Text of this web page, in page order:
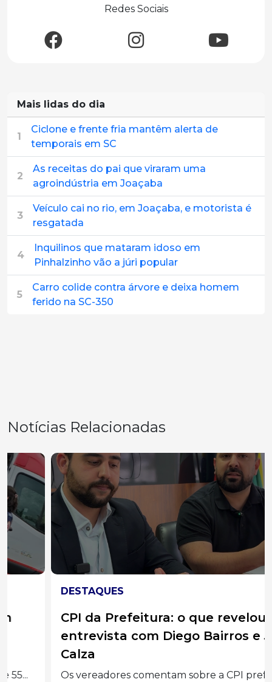
Redes Sociais
Mais lidas do dia
1
Ciclone e frente fria mantêm alerta de
temporais em SC
2
As receitas do pai que viraram uma
agroindústria em Joaçaba
3
Veículo cai no rio, em Joaçaba, e motorista é
resgatada
4
Inquilinos que mataram idoso em
Pinhalzinho vão a júri popular
5
Carro colide contra árvore e deixa homem
ferido na SC-350
Notícias Relacionadas
DESTAQUES
CPI da Prefeitura: o que revelou a
entrevista com Diego Bairros e Jean
Os vereadores comentam sobre a CPI prefeitura